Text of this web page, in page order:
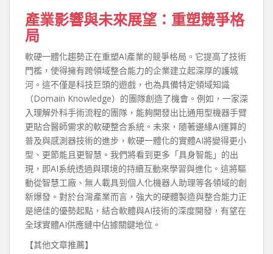
產業影響與未來展望：重塑競爭格
局
軟硬一體化趨勢正在重塑AI產業的競爭格局。它提高了技術
門檻，使得擁有跨領域整合能力的企業建立起深厚的護城
河。這不僅是科技巨頭的遊戲，也為具備特定領域知識
（Domain Knowledge）的團隊創造了機會。例如，一家深
入理解外科手術流程的團隊，能夠開發出比通用型機器手臂
更貼合醫師需求的軟硬整合系統。未來，隨著邊緣AI運算的
普及與感測器技術的進步，軟硬一體化的實體AI將變得更小
型、更節能且更智慧。我們將看到更多「具身智能」的出
現，即AI系統透過與環境的持續互動來學習與進化。這將驅
動從智慧工廠、無人載具到個人化機器人助理等各領域的創
新爆發。對於台灣產業而言，強大的硬體製造與整合能力正
是絕佳的優勢起點，結合軟體與AI技術的深度開發，有望在
全球實體AI供應鏈中佔據關鍵地位。
【其他文章推薦】